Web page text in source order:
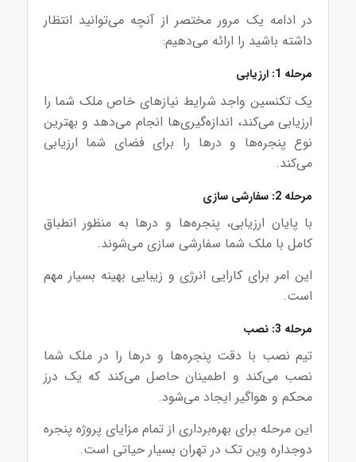
در ادامه یک مرور مختصر از آنچه می‌توانید انتظار
داشته باشید را ارائه می‌دهیم:
مرحله 1: ارزیابی
یک تکنسین واجد شرایط نیازهای خاص ملک شما را
ارزیابی می‌کند، اندازه‌گیری‌ها انجام می‌دهد و بهترین
نوع پنجره‌ها و درها را برای فضای شما ارزیابی
می‌کند.
مرحله 2: سفارشی سازی
با پایان ارزیابی، پنجره‌ها و درها به منظور انطباق
کامل با ملک شما سفارشی سازی می‌شوند.
این امر برای کارایی انرژی و زیبایی بهینه بسیار مهم
است.
مرحله 3: نصب
تیم نصب با دقت پنجره‌ها و درها را در ملک شما
نصب می‌کند و اطمینان حاصل می‌کند که یک درز
محکم و هواگیر ایجاد می‌شود.
این مرحله برای بهره‌برداری از تمام مزایای پروژه پنجره
دوجداره وین تک در تهران بسیار حیاتی است.